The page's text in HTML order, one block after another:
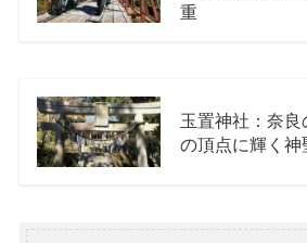
重
玉置神社：奈
の頂点に輝く神